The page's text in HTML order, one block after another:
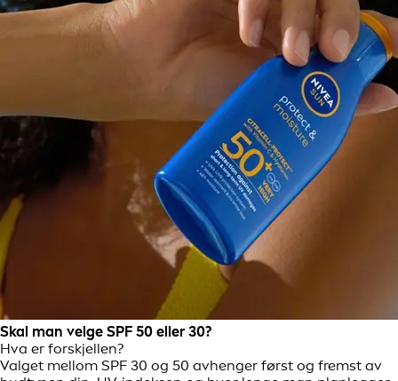
Skal man velge SPF 50 eller 30?
Hva er forskjellen?
Valget mellom SPF 30 og 50 avhenger først og fremst av